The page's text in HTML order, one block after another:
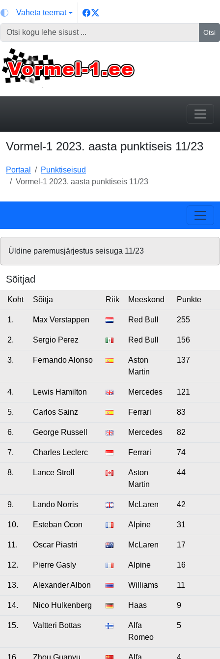
Vaheta teemat
Otsi
Vormel-1 2023. aasta punktiseis 11/23
Portaal
Punktiseisud
Vormel-1 2023. aasta punktiseis 11/23
Üldine paremusjärjestus seisuga 11/23
Sõitjad
Koht Sõitja Riik Meeskond Punkte
1. Max Verstappen Red Bull 255
2. Sergio Perez Red Bull 156
3. Fernando Alonso
Aston
Martin
137
4. Lewis Hamilton Mercedes 121
5. Carlos Sainz Ferrari 83
6. George Russell Mercedes 82
7. Charles Leclerc Ferrari 74
8. Lance Stroll
Aston
Martin
44
9. Lando Norris McLaren 42
10. Esteban Ocon Alpine 31
11. Oscar Piastri McLaren 17
12. Pierre Gasly Alpine 16
13. Alexander Albon Williams 11
14. Nico Hulkenberg Haas 9
15. Valtteri Bottas
Alfa
Romeo
5
16. Zhou Guanyu
Alfa
4